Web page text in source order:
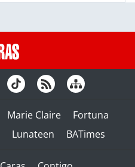
Marie Claire
Fortuna
Lunateen BATimes